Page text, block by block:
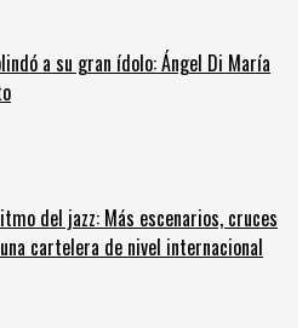
a su gran ídolo: Ángel Di María
del jazz: Más escenarios, cruces
cartelera de nivel internacional